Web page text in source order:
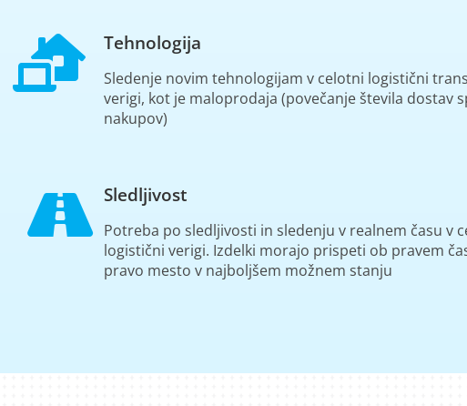
Tehnologija
Sledenje novim tehnologijam v celotni logistični
verigi, kot je maloprodaja (povečanje števila dostav
nakupov)
Sledljivost
Potreba po sledljivosti in sledenju v realnem času v
logistični verigi. Izdelki morajo prispeti ob pravem
pravo mesto v najboljšem možnem stanju